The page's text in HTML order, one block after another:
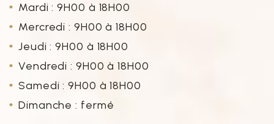
Mardi : 9H00 à 18H00
Mercredi : 9H00 à 18H00
Jeudi : 9H00 à 18H00
Vendredi : 9H00 à 18H00
Samedi : 9H00 à 18H00
Dimanche : fermé